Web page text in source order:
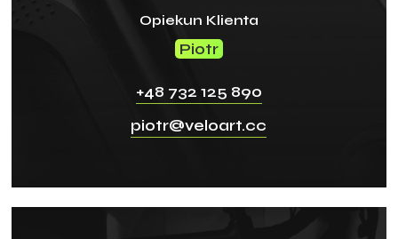
Opiekun Klienta
Piotr
+48 732 125 890
piotr@veloart.cc